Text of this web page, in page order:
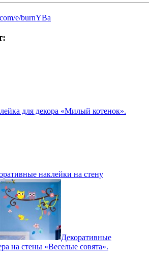
e/burnYBa
для декора «Милый котенок».
наклейки на стену
Декоративные
на стены «Веселые совята».